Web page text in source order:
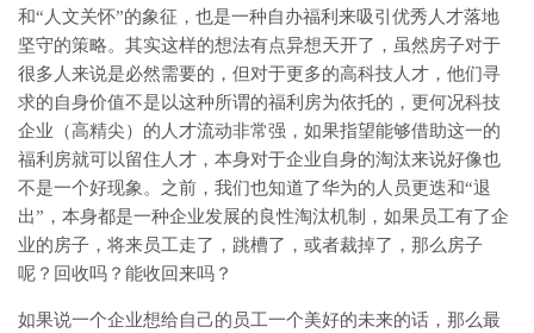
和“人文关怀”的象征，也是一种自办福利来吸引优秀人才落地
坚守的策略。其实这样的想法有点异想天开了，虽然房子对于
很多人来说是必然需要的，但对于更多的高科技人才，他们寻
求的自身价值不是以这种所谓的福利房为依托的，更何况科技
企业（高精尖）的人才流动非常强，如果指望能够借助这一的
福利房就可以留住人才，本身对于企业自身的淘汰来说好像也
不是一个好现象。之前，我们也知道了华为的人员更迭和“退
出”，本身都是一种企业发展的良性淘汰机制，如果员工有了企
业的房子，将来员工走了，跳槽了，或者裁掉了，那么房子
呢？回收吗？能收回来吗？
如果说一个企业想给自己的员工一个美好的未来的话，那么最